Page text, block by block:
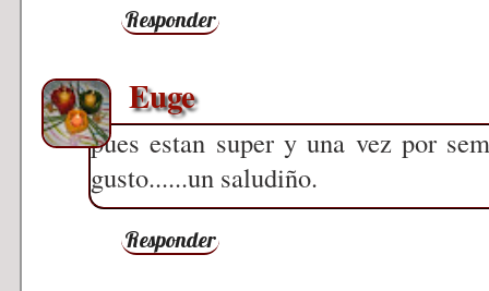
Responder
Euge
pues estan super y una vez por
gusto......un saludiño.
Responder